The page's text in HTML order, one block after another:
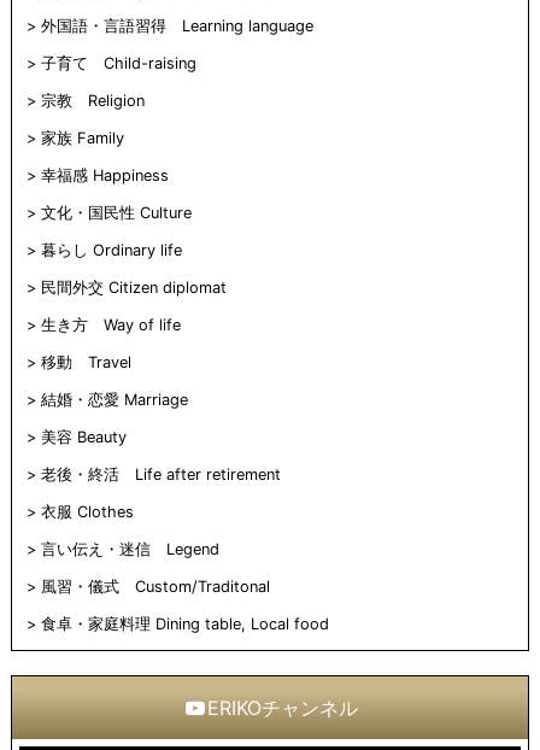
外国語・言語習得 Learning language
子育て Child-raising
宗教 Religion
家族 Family
幸福感 Happiness
文化・国民性 Culture
暮らし Ordinary life
民間外交 Citizen diplomat
生き方 Way of life
移動 Travel
結婚・恋愛 Marriage
美容 Beauty
老後・終活 Life after retirement
衣服 Clothes
言い伝え・迷信 Legend
風習・儀式 Custom/Traditonal
食卓・家庭料理 Dining table, Local food
ERIKOチャンネル